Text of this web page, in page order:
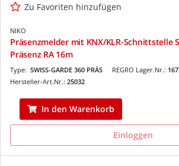
Zu Favoriten hinzufügen
NIKO
Präsenzmelder mit KNX/KLR-Schnittstelle
Präsenz RA 16m
REGRO Lager.Nr.:
Type: SWISS-GARDE 360 PRÄS
Hersteller-Art.Nr.: 25032
In den Warenkorb
Einloggen